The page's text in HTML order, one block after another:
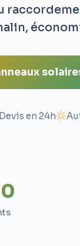
Devis en 24h